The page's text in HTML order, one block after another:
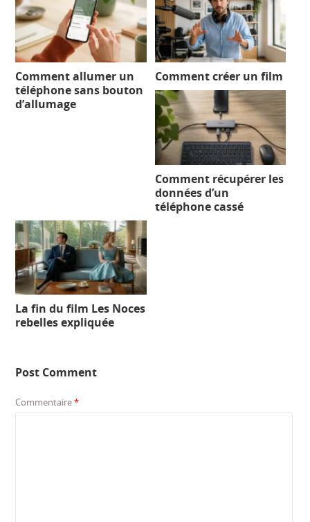
Comment allumer un
téléphone sans bouton
d’allumage
Comment créer un film
Comment récupérer les
données d’un
téléphone cassé
La fin du film Les Noces
rebelles expliquée
Post Comment
Commentaire*